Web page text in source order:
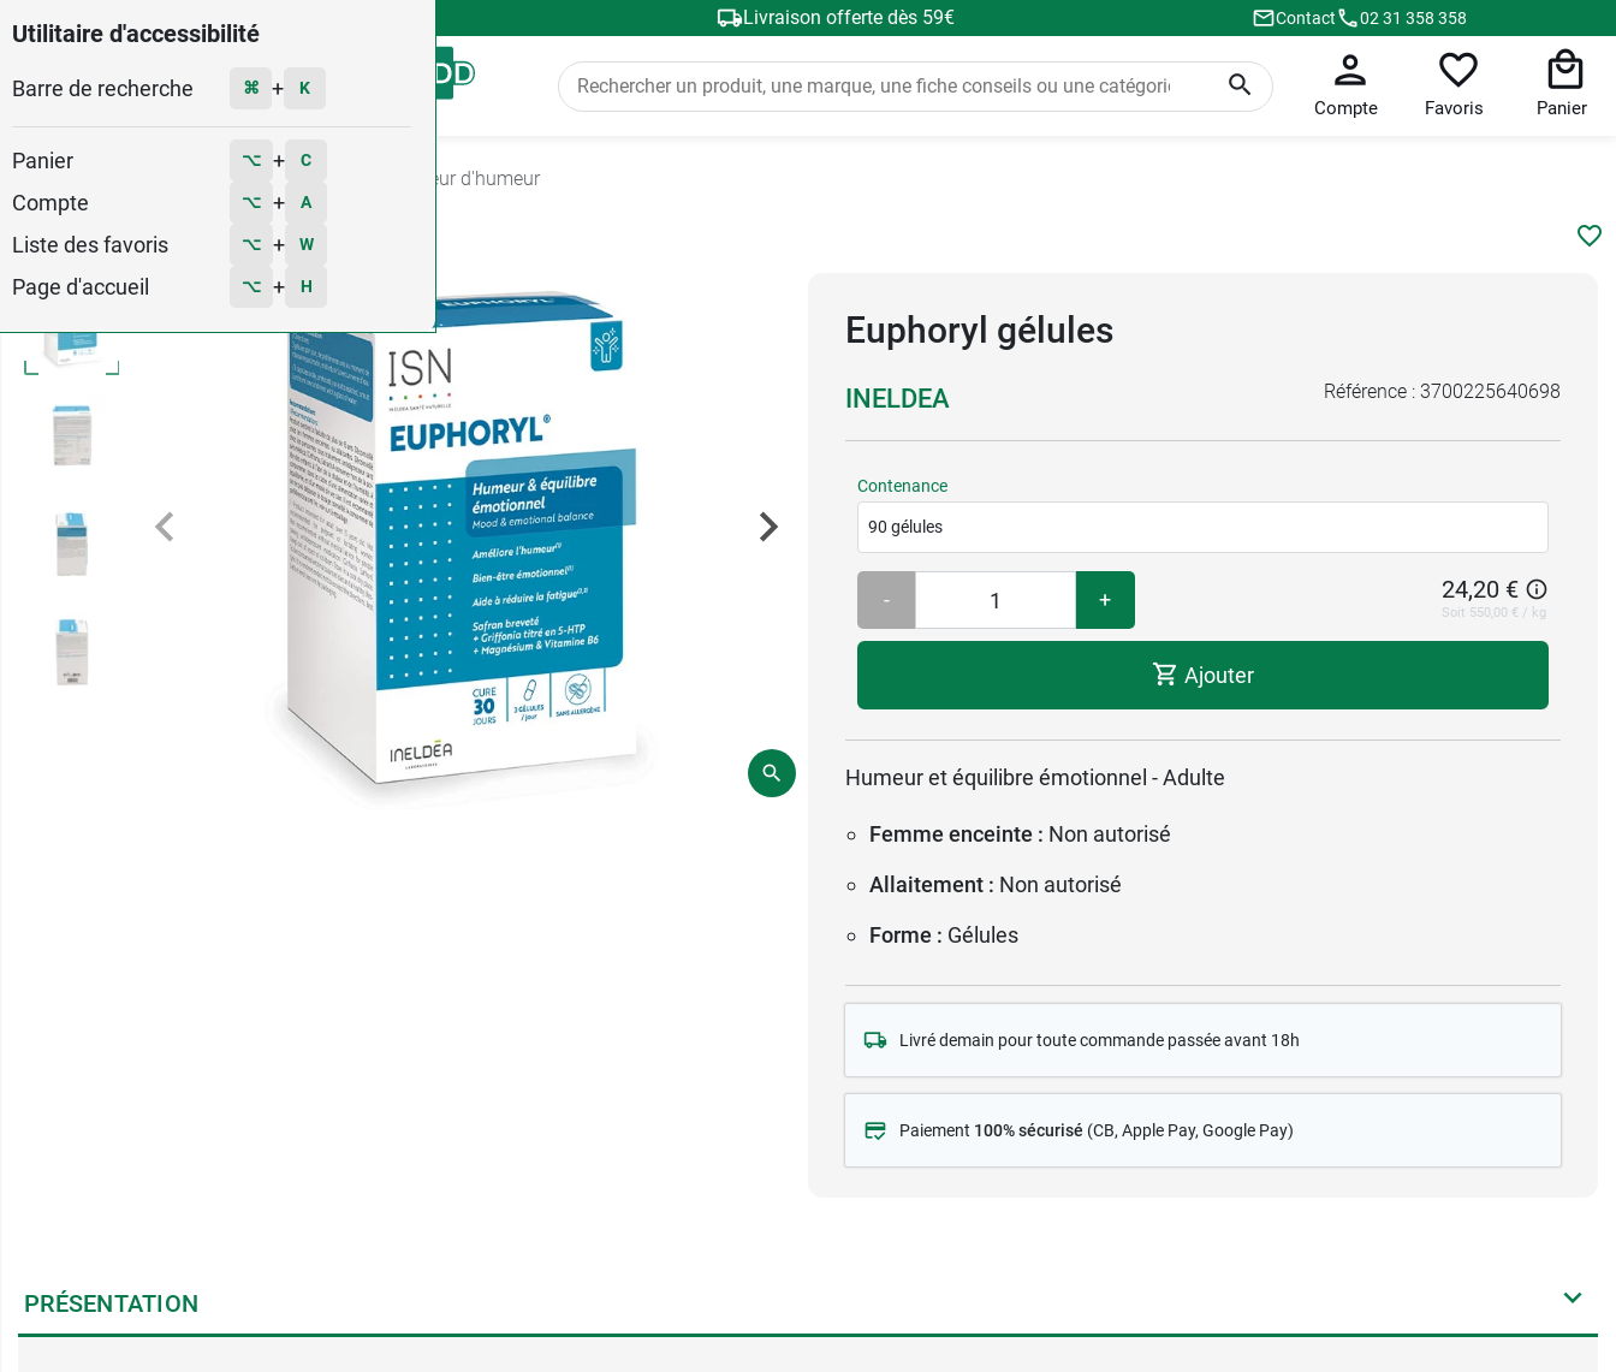
Utilitaire d'accessibilité
Barre de recherche ⌘ + K
Panier ⌥ + C
Compte ⌥ + A
Liste des favoris ⌥ + W
Page d'accueil ⌥ + H
Livraison offerte dès 59€ Contact 02 31 358 358
Menu
Compte Favoris Panier
Régulateur d'humeur
2
Euphoryl gélules
INELDEA Référence : 3700225640698
Contenance
90 gélules
- + 24,20 €
Soit 550,00 € / kg
Ajouter
Humeur et équilibre émotionnel - Adulte
Femme enceinte : Non autorisé
Allaitement : Non autorisé
Forme : Gélules
Livré demain pour toute commande passée avant 18h
Paiement 100% sécurisé (CB, Apple Pay, Google Pay)
PRÉSENTATION